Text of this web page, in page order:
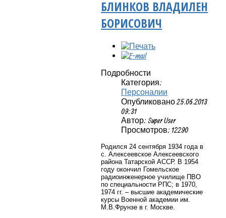
БЛИНКОВ ВЛАДИЛЕН
БОРИСОВИЧ
Подробности
Категория:
Персоналии
Опубликовано 25.06.2013
09:31
Автор: Super User
Просмотров: 12290
Родился 24 сентября 1934 года в
с. Алексеевское Алексеевского
района Татарской АССР. В 1954
году окончил Гомельское
радиоинженерное училище ПВО
по специальности РПС; в 1970,
1974 гг. – высшие академические
курсы Военной академии им.
М.В.Фрунзе в г. Москве.